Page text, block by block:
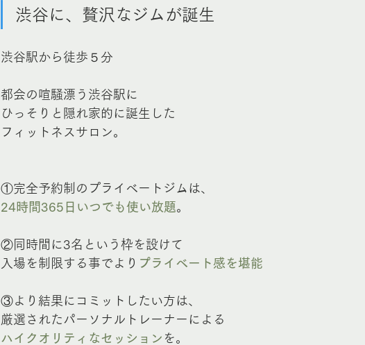
渋谷に、贅沢なジムが誕生
渋谷駅から徒歩５分
都会の喧騒漂う渋谷駅に
ひっそりと隠れ家的に誕生した
フィットネスサロン。
①完全予約制のプライベートジムは、
24時間365日いつでも使い放題。
②同時間に3名という枠を設けて
入場を制限する事でより プライベート感を堪能
③より結果にコミットしたい方は、
厳選されたパーソナルトレーナーによる
ハイクオリティなセッション を。